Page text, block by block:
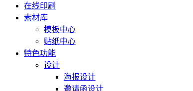
在线印刷
素材库
模板中心
贴纸中心
特色功能
设计
海报设计
邀请函设计